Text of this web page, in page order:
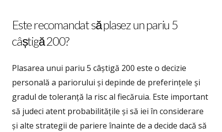
Este recomandat să plasez un pariu 5
câștigă 200?
Plasarea unui pariu 5 câștigă 200 este o decizie
personală a pariorului și depinde de preferințele și
gradul de toleranță la risc al fiecăruia. Este important
să judeci atent probabilitățile și să iei în considerare
și alte strategii de pariere înainte de a decide dacă să